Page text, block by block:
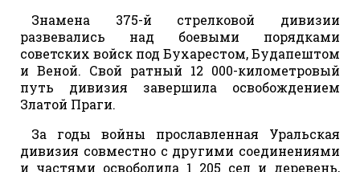
Знамена 375-й стрелковой дивизии
развевались над боевыми порядками
советских войск под Бухарестом, Будапештом
и Веной. Свой ратный 12 000-километровый
путь дивизия завершила освобождением
Златой Праги.
За годы войны прославленная Уральская
дивизия совместно с другими соединениями
и частями освободила 1 205 сел и деревень,